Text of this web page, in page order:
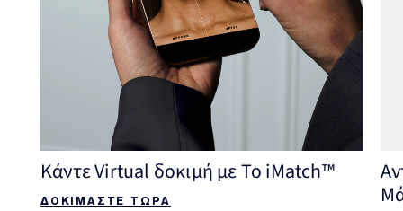
Κάντε Virtual δοκιμή με Το iMatch™
ΔΟΚΙΜΑΣΤΕ ΤΩΡΑ